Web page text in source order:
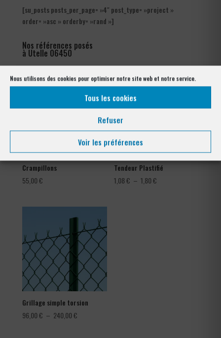
Nous utilisons des cookies pour optimiser notre site web et notre service.
Tous les cookies
Refuser
Voir les préférences
[su_posts posts_per_page= »4″ post_type= »project »
order= »asc » orderby= »rand »]
Nos références posés
à Utelle 06450
Crampillons
55,00€
Tendeur Plastifié
1,08€ – 1,80€
Grillage simple torsion
96,00€ – 240,00€Plage